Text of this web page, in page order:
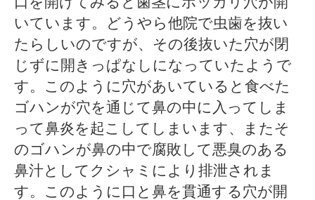
いています。どうやら他院で虫歯を抜い
たらしいのですが、その後抜いた穴が閉
じずに開きっぱなしになっていたようで
す。このように穴があいていると食べた
ゴハンが穴を通じて鼻の中に入ってしま
って鼻炎を起こしてしまいます、またそ
のゴハンが鼻の中で腐敗して悪臭のある
鼻汁としてクシャミにより排泄されま
す。このように口と鼻を貫通する穴が開